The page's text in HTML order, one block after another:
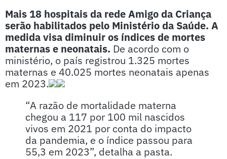
Mais 18 hospitais da rede Amigo da Criança
serão habilitados pelo Ministério da Saúde. A
medida visa diminuir os índices de mortes
maternas e neonatais. De acordo com o
ministério, o país registrou 1.325 mortes
maternas e 40.025 mortes neonatais apenas
em 2023.
“A razão de mortalidade materna
chegou a 117 por 100 mil nascidos
vivos em 2021 por conta do impacto
da pandemia, e o índice passou para
55,3 em 2023”, detalha a pasta.